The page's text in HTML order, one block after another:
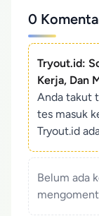
0
Tryout.id:
Kerja, Dan
Anda takut
tes masuk
Tryout.id
Belum ada